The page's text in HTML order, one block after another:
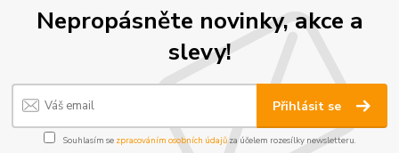
Nepropásněte novinky, akce a
slevy!
Přihlásit se
Souhlasím se zpracováním osobních údajůza účelem rozesílky newsletteru.